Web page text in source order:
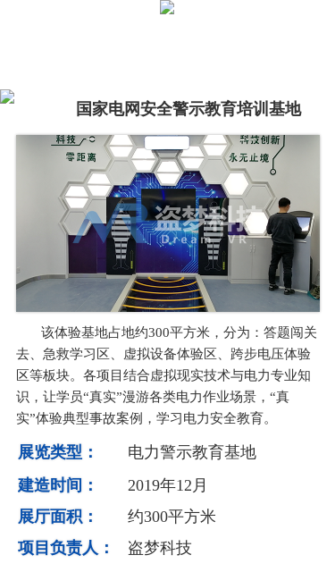
该体验基地占地约300平方米，分为：答题闯关
去、急救学习区、虚拟设备体验区、跨步电压体验
区等板块。各项目结合虚拟现实技术与电力专业知
识，让学员“真实”漫游各类电力作业场景，“真
实”体验典型事故案例，学习电力安全教育。
国家电网安全警示教育培训基地
展览类型：
电力警示教育基地
建造时间：
2019年12月
展厅面积：
约300平方米
项目负责人：
盗梦科技